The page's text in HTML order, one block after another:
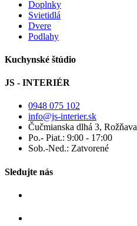
Doplnky
Svietidlá
Dvere
Podlahy
Kuchynské štúdio
JS - INTERIÉR
0948 075 102
info@js-interier.sk
Čučmianska dlhá 3, Rožňava
Po.- Piat.: 9:00 - 17:00
Sob.-Ned.: Zatvorené
Sledujte nás